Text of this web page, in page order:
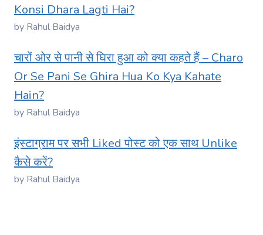
Konsi Dhara Lagti Hai?
by Rahul Baidya
चारों ओर से पानी से घिरा हुआ को क्या कहते हैं – Charo
Or Se Pani Se Ghira Hua Ko Kya Kahate
Hain?
by Rahul Baidya
इंस्टाग्राम पर सभी Liked पोस्ट को एक साथ Unlike
कैसे करें?
by Rahul Baidya